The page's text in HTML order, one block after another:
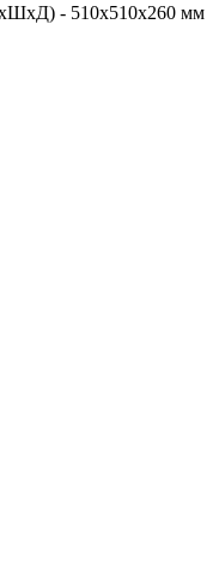
- 510х510х260 мм